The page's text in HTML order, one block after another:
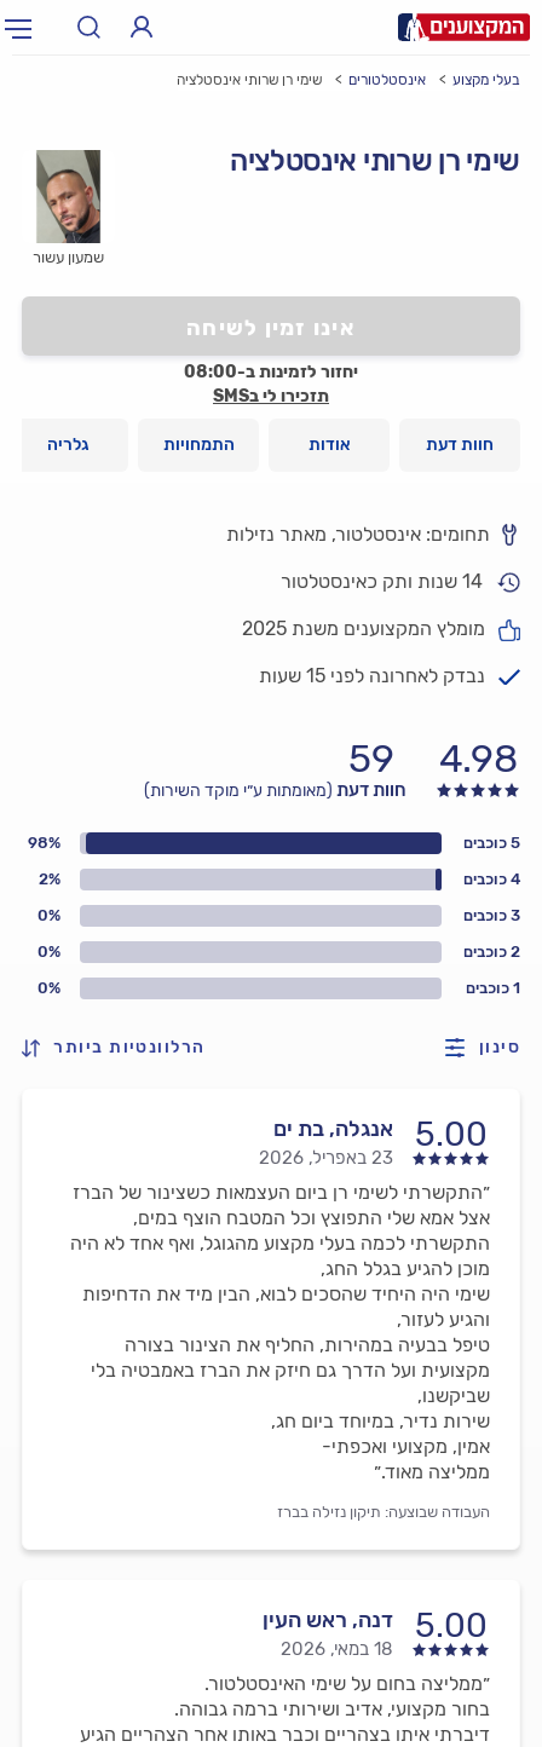
תל אביב, חיפה…
בעלי מקצוע אינסטלטורים שימי רן שרותי אינסטלציה
שמעון עשור
שימי רן שרותי אינסטלציה
אינו זמין לשיחה
יחזור לזמינות ב-08:00
תזכירו לי בSMS
חוות דעת אודות התמחויות גלריה
תחומים: אינסטלטור, מאתר נזילות
14 שנות ותק כאינסטלטור
מומלץ המקצוענים משנת 2025
נבדק לאחרונה לפני 15 שעות
4.98
59
חוות דעת (מאומתות ע״י מוקד השירות)
1 כוכבים 0%
2 כוכבים 0%
3 כוכבים 0%
4 כוכבים 2%
5 כוכבים 98%
סינון הרלוונטיות ביותר
5.00 אנגלה, בת ים
23 באפריל, 2026
״התקשרתי לשימי רן ביום העצמאות כשצינור של הברז
אצל אמא שלי התפוצץ וכל המטבח הוצף במים,
התקשרתי לכמה בעלי מקצוע מהגוגל, ואף אחד לא היה
מוכן להגיע בגלל החג,
שימי היה היחיד שהסכים לבוא, הבין מיד את הדחיפות
והגיע לעזור,
טיפל בבעיה במהירות, החליף את הצינור בצורה
מקצועית ועל הדרך גם חיזק את הברז באמבטיה בלי
שביקשנו,
שירות נדיר, במיוחד ביום חג,
אמין, מקצועי ואכפתי-
ממליצה מאוד.״
העבודה שבוצעה: תיקון נזילה בברז
5.00 דנה, ראש העין
18 במאי, 2026
״ממליצה בחום על שימי האינסטלטור.
בחור מקצועי, אדיב ושירותי ברמה גבוהה.
דיברתי איתו בצהריים וכבר באותו אחר הצהריים הגיע